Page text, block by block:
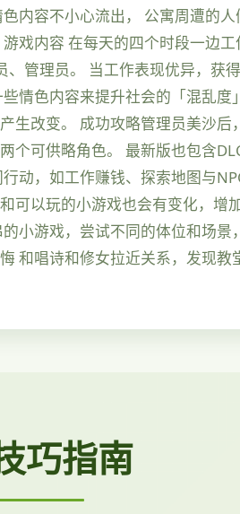
内容不小心流出， 公寓周遭的
内容 在每天的四个时段一边工
管理员。 当工作表现优异，获
色内容来提升社会的「混乱度
改变。 成功攻略管理员美沙后
可供略角色。 最新版也包含
，如工作赚钱、探索地图与
以玩的小游戏也会有变化，增
小游戏，尝试不同的体位和场
和唱诗和修女拉近关系，发现教
巧指南